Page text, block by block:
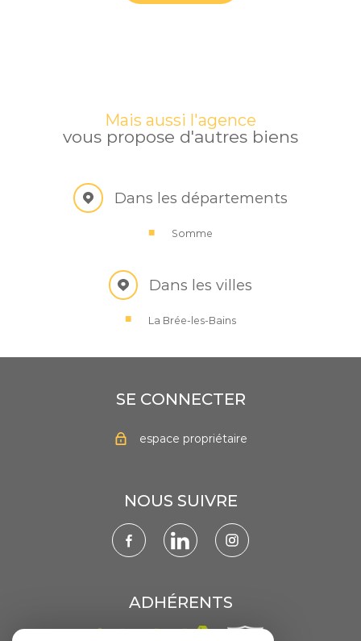
Mais aussi l'agence
vous propose d'autres biens
Dans les départements
Somme
Dans les villes
La Brée-les-Bains
SE CONNECTER
espace propriétaire
NOUS SUIVRE
ADHÉRENTS